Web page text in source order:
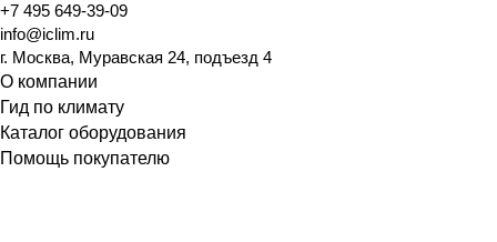
+7 495 649-39-09
info@iclim.ru
г. Москва, Муравская 24, подъезд 4
О компании
Гид по климату
Каталог оборудования
Помощь покупателю